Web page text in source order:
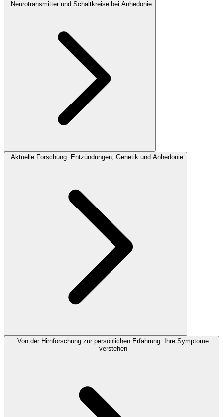
Neurotransmitter und Schaltkreise bei Anhedonie
Aktuelle Forschung: Entzündungen, Genetik und Anhedonie
Von der Hirnforschung zur persönlichen Erfahrung: Ihre Symptome
verstehen